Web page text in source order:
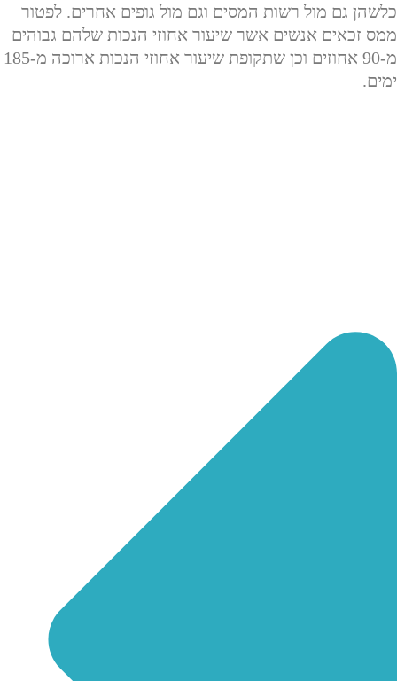
כלשהן גם מול רשות המסים וגם מול גופים אחרים. לפטור
ממס זכאים אנשים אשר שיעור אחוזי הנכות שלהם גבוהים
מ-90 אחוזים וכן שתקופת שיעור אחוזי הנכות ארוכה מ-185
ימים.